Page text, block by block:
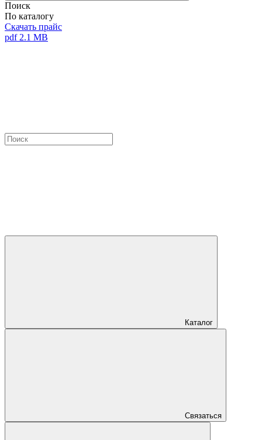
Поиск
По каталогу
Скачать прайс
pdf 2.1 MB
Каталог
Связаться